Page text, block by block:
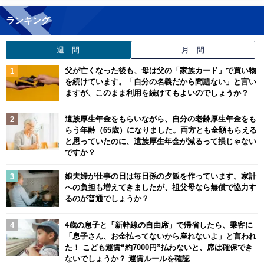
ランキング
週 間 月 間
父が亡くなった後も、母は父の「家族カード」で買い物
を続けています。「自分の名義だから問題ない」と言い
ますが、このまま利用を続けてもよいのでしょうか？
遺族厚生年金をもらいながら、自分の老齢厚生年金をも
らう年齢（65歳）になりました。両方とも全額もらえる
と思っていたのに、遺族厚生年金が減るって損じゃない
ですか？
娘夫婦が仕事の日は毎日孫の夕飯を作っています。家計
への負担も増えてきましたが、祖父母なら無償で協力す
るのが普通でしょうか？
4歳の息子と「新幹線の自由席」で帰省したら、乗客に
「息子さん、お金払ってないから座れないよ」と言われ
た！ こども運賃“約7000円”払わないと、席は確保でき
ないでしょうか？ 運賃ルールを確認